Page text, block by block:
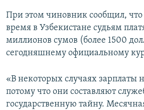
При этом чиновник сообщил, что
время в Узбекистане судьям
миллионов сумов (более 1500
сегодняшнему официальному
«В некоторых случаях зарплаты
потому что они составляют
государственную тайну.